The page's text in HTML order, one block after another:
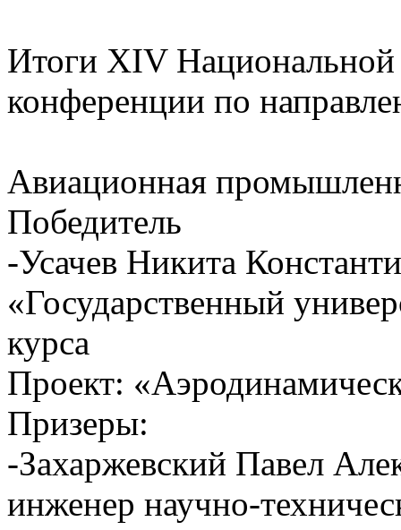
Итоги XIV Национальной
конференции по
Авиационная
Победитель
-Усачев Никита
«Государственный
курса
Проект:
Призеры:
-Захаржевский Павел
инженер научно-